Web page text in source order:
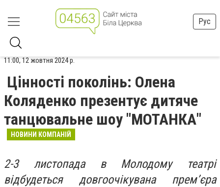
Рус
11:00, 12 жовтня 2024 р.
Цінності поколінь: Олена
Коляденко презентує дитяче
танцювальне шоу "МОТАНКА"
НОВИНИ КОМПАНІЙ
2-3 листопада в Молодому театрі
відбудеться довгоочікувана прем’єра